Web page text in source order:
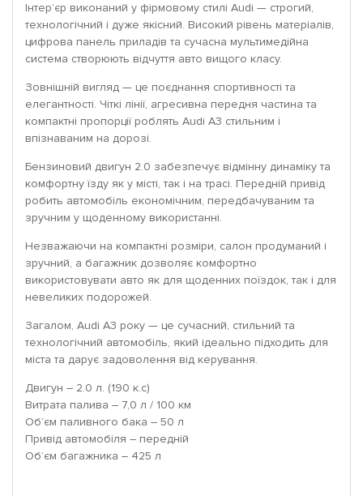
Інтер’єр виконаний у фірмовому стилі Audi — строгий,
технологічний і дуже якісний. Високий рівень матеріалів,
цифрова панель приладів та сучасна мультимедійна
система створюють відчуття авто вищого класу.
Зовнішній вигляд — це поєднання спортивності та
елегантності. Чіткі лінії, агресивна передня частина та
компактні пропорції роблять Audi A3 стильним і
впізнаваним на дорозі.
Бензиновий двигун 2.0 забезпечує відмінну динаміку та
комфортну їзду як у місті, так і на трасі. Передній привід
робить автомобіль економічним, передбачуваним та
зручним у щоденному використанні.
Незважаючи на компактні розміри, салон продуманий і
зручний, а багажник дозволяє комфортно
використовувати авто як для щоденних поїздок, так і для
невеликих подорожей.
Загалом, Audi A3 року — це сучасний, стильний та
технологічний автомобіль, який ідеально підходить для
міста та дарує задоволення від керування.
Двигун – 2.0 л. (190 к.с)
Витрата палива – 7,0 л / 100 км
Об’єм паливного бака – 50 л
Привід автомобіля – передній
Об’єм багажника – 425 л